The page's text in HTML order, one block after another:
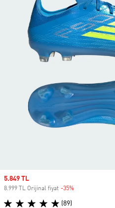
Sale price
5.849 TL
8.999 TL Orijinal fiyat -35%
(89)